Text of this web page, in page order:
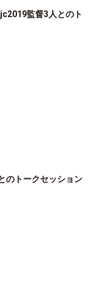
監督3人とのト
のトークセッション